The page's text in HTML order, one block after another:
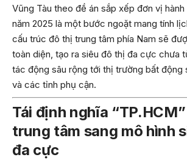
Vũng Tàu theo đề án sắp xếp đơn vị
năm 2025 là một bước ngoặt mang tính
cấu trúc đô thị trung tâm phía Nam sẽ
toàn diện, tạo ra siêu đô thị đa cực chưa
tác động sâu rộng tới thị trường bất động
và các tỉnh phụ cận.
Tái định nghĩa
trung tâm sang mô hình
đa cực